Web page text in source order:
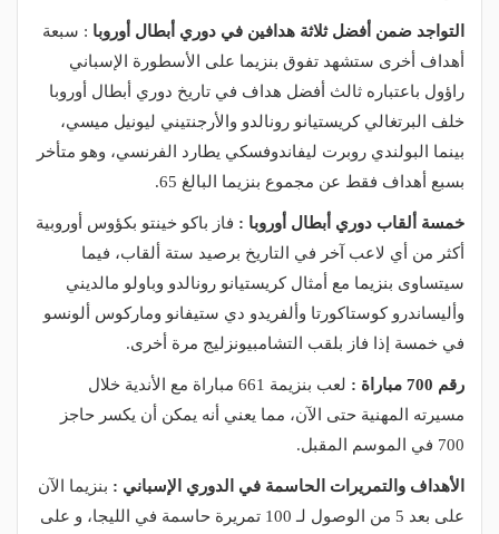
التواجد ضمن أفضل ثلاثة هدافين في دوري أبطال أوروبا : سبعة
أهداف أخرى ستشهد تفوق بنزيما على الأسطورة الإسباني
راؤول باعتباره ثالث أفضل هداف في تاريخ دوري أبطال أوروبا
خلف البرتغالي كريستيانو رونالدو والأرجنتيني ليونيل ميسي،
بينما البولندي روبرت ليفاندوفسكي يطارد الفرنسي، وهو متأخر
بسبع أهداف فقط عن مجموع بنزيما البالغ 65.
خمسة ألقاب دوري أبطال أوروبا : فاز باكو خينتو بكؤوس أوروبية
أكثر من أي لاعب آخر في التاريخ برصيد ستة ألقاب، فيما
سيتساوى بنزيما مع أمثال كريستيانو رونالدو وباولو مالديني
وأليساندرو كوستاكورتا وألفريدو دي ستيفانو وماركوس ألونسو
في خمسة إذا فاز بلقب التشامبيونزليج مرة أخرى.
رقم 700 مباراة :
لعب بنزيمة 661 مباراة مع الأندية خلال
مسيرته المهنية حتى الآن، مما يعني أنه يمكن أن يكسر حاجز
700 في الموسم المقبل.
الأهداف والتمريرات الحاسمة في الدوري الإسباني : بنزيما الآن
على بعد 5 من الوصول لـ 100 تمريرة حاسمة في الليجا، و على